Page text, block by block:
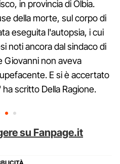
in provincia di Olbia.
della morte, sul corpo di
eseguita l'autopsia, i cui
noti ancora dal sindaco di
Giovanni non aveva
E si è accertato
scritto Della Ragione.
su Fanpage.it